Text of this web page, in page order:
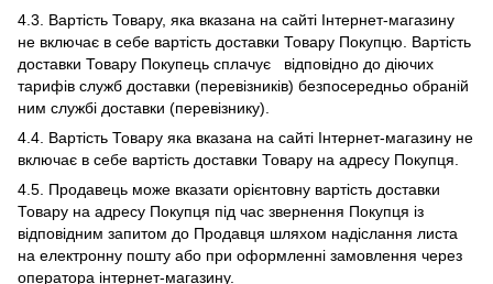
4.3. Вартість Товару, яка вказана на сайті Інтернет-магазину
не включає в себе вартість доставки Товару Покупцю. Вартість
доставки Товару Покупець сплачує відповідно до діючих
тарифів служб доставки (перевізників) безпосередньо обраній
ним службі доставки (перевізнику).
4.4. Вартість Товару яка вказана на сайті Інтернет-магазину не
включає в себе вартість доставки Товару на адресу Покупця.
4.5. Продавець може вказати орієнтовну вартість доставки
Товару на адресу Покупця під час звернення Покупця із
відповідним запитом до Продавця шляхом надіслання листа
на електронну пошту або при оформленні замовлення через
оператора інтернет-магазину.